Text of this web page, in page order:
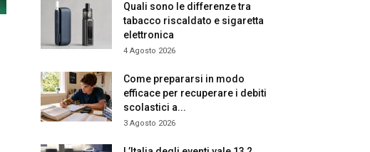
Quali sono le differenze tra
tabacco riscaldato e sigaretta
elettronica
4 Agosto 2026
Come prepararsi in modo
efficace per recuperare i debiti
scolastici a...
3 Agosto 2026